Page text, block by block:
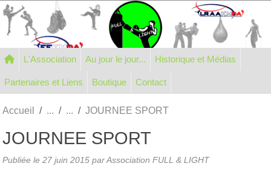
L'Association Au jour le jour... Historique et Médias
Partenaires et Liens Boutique Contact
Accueil JOURNEE SPORT
JOURNEE SPORT
Publiée le 27 juin 2015 par Association FULL & LIGHT
Panneau de gestion des cookies